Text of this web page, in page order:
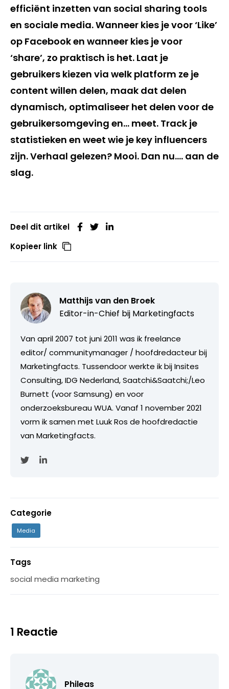
efficiënt inzetten van social sharing tools
en sociale media. Wanneer kies je voor ‘Like’
op Facebook en wanneer kies je voor
‘share’, zo praktisch is het. Laat je
gebruikers kiezen via welk platform ze je
content willen delen, maak dat delen
dynamisch, optimaliseer het delen voor de
gebruikersomgeving en… meet. Track je
statistieken en weet wie je key influencers
zijn. Verhaal gelezen? Mooi. Dan nu…. aan de
slag.
Deel dit artikel
Kopieer link
Matthijs van den Broek
Editor-in-Chief bij Marketingfacts
Van april 2007 tot juni 2011 was ik freelance
editor/ communitymanager / hoofdredacteur bij
Marketingfacts. Tussendoor werkte ik bij Insites
Consulting, IDG Nederland, Saatchi&Saatchi;/Leo
Burnett (voor Samsung) en voor
onderzoeksbureau WUA. Vanaf 1 november 2021
vorm ik samen met Luuk Ros de hoofdredactie
van Marketingfacts.
Categorie
Media
Tags
social media marketing
1 Reactie
Phileas